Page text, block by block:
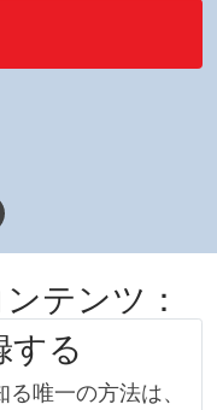
テンツ：
する
唯一の方法は、